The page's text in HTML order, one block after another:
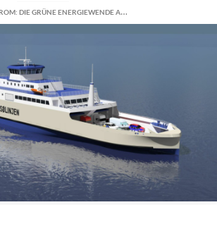
DIE GRÜNE ENERGIEWENDE A…